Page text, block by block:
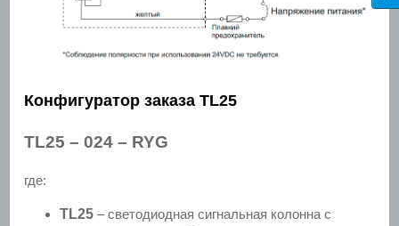
Конфигуратор заказа TL25
TL25 – 024 – RYG
где:
TL25 – светодиодная сигнальная колонна с